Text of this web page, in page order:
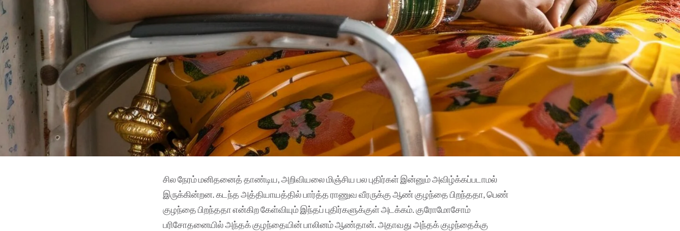
சில நேரம் மனிதனைத் தாண்டிய, அறிவியலை மிஞ்சிய பல புதிர்கள் இன்னும் அவிழ்க்கப்படாமல்
இருக்கின்றன‌. கடந்த அத்தியாயத்தில் பார்த்த ராணுவ வீரருக்கு ஆண் குழந்தை பிறந்ததா, பெண்‌
குழந்தை பிறந்ததா என்கிற கேள்வியும் இந்தப் புதிர்களுக்குள் அடக்கம். குரோமோசோம்
பரிசோதனையில் அந்தக் குழந்தையின் பாலினம் ஆண்தான். அதாவது அந்தக் குழந்தைக்கு